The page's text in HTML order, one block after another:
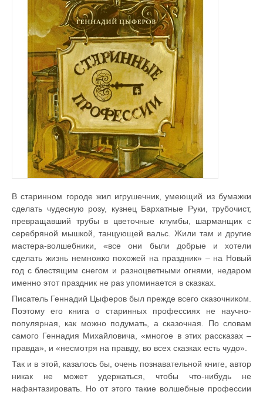
В старинном городе жил игрушечник, умеющий из бумажки
сделать чудесную розу, кузнец Бархатные Руки, трубочист,
превращавший трубы в цветочные клумбы, шарманщик с
серебряной мышкой, танцующей вальс. Жили там и другие
мастера-волшебники, «все они были добрые и хотели
сделать жизнь немножко похожей на праздник» – на Новый
год с блестящим снегом и разноцветными огнями, недаром
именно этот праздник не раз упоминается в сказках.
Писатель Геннадий Цыферов был прежде всего сказочником.
Поэтому его книга о старинных профессиях не научно-
популярная, как можно подумать, а сказочная. По словам
самого Геннадия Михайловича, «многое в этих рассказах –
правда», и «несмотря на правду, во всех сказках есть чудо».
Так и в этой, казалось бы, очень познавательной книге, автор
никак не может удержаться, чтобы что-нибудь не
нафантазировать. Но от этого такие волшебные профессии